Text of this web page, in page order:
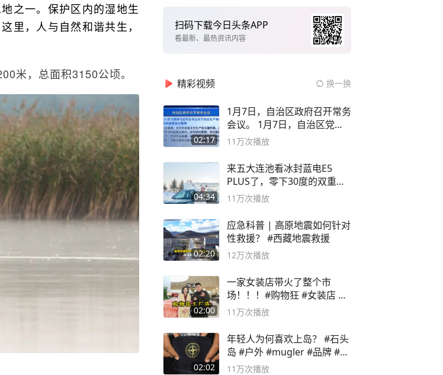
之一。保护区内的湿地生
里，人与自然和谐共生，
米，总面积3150公顷。
扫码下载今日头条APP
看最新、最热资讯内容
精彩视频 换一换
02:17
1月7日，自治区政府召开常务
会议。 1月7日，自治区党委
副书记
11万次播放
04:34
来五大连池看冰封蓝电E5
PLUS了，零下30度的双重冰
封40小时全录
11万次播放
02:20
应急科普 | 高原地震如何针对
性救援？ #西藏地震救援
12万次播放
02:00
一家女装店带火了整个市
场！！！#购物狂 #女装店 #
高品质女装
11万次播放
02:02
年轻人为何喜欢上岛？ #石头
岛 #户外 #mugler #品牌 #足
球流氓
11万次播放